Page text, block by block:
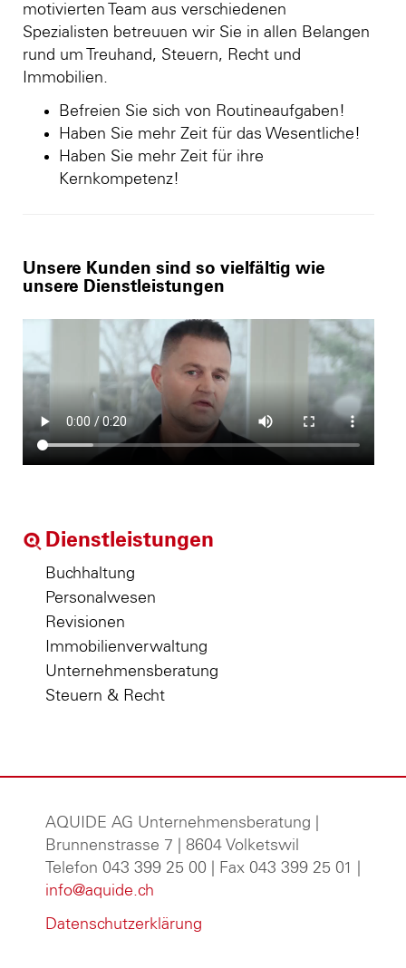
motivierten Team aus verschiedenen
Spezialisten betreuuen wir Sie in allen Belangen
rund um Treuhand, Steuern, Recht und
Immobilien.
Befreien Sie sich von Routineaufgaben!
Haben Sie mehr Zeit für das Wesentliche!
Haben Sie mehr Zeit für ihre
Kernkompetenz!
Unsere Kunden sind so vielfältig wie
unsere Dienstleistungen
Dienstleistungen
Buchhaltung
Personalwesen
Revisionen
Immobilienverwaltung
Unternehmensberatung
Steuern & Recht
AQUIDE AG Unternehmensberatung
Brunnenstrasse 7 | 8604 Volketswil
Telefon 043 399 25 00 | Fax 043 399 25 01 |
info@aquide.ch
Datenschutzerklärung